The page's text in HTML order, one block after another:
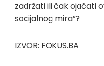
zadržati ili čak ojačati
socijalnog mira”?
IZVOR: FOKUS.BA